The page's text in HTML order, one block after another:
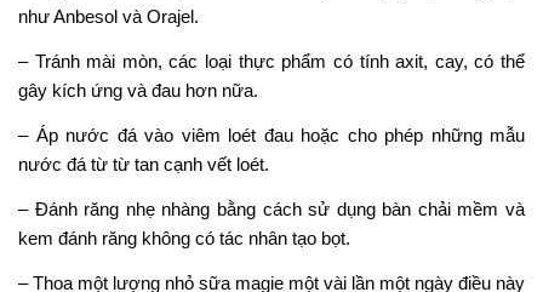
như Anbesol và Orajel.
– Tránh mài mòn, các loại thực phẩm có tính axit, cay, có thể
gây kích ứng và đau hơn nữa.
– Áp nước đá vào viêm loét đau hoặc cho phép những mẫu
nước đá từ từ tan cạnh vết loét.
– Đánh răng nhẹ nhàng bằng cách sử dụng bàn chải mềm và
kem đánh răng không có tác nhân tạo bọt.
– Thoa một lượng nhỏ sữa magie một vài lần một ngày điều này